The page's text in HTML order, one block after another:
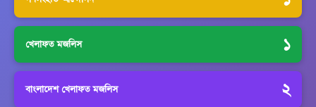
খেলাফত মজলিস ১
বাংলাদেশ খেলাফত মজলিস ২